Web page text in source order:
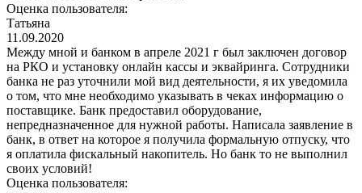
Оценка пользователя:
Татьяна
11.09.2020
Между мной и банком в апреле 2021 г был заключен договор
на РКО и установку онлайн кассы и эквайринга. Сотрудники
банка не раз уточнили мой вид деятельности, я их уведомила
о том, что мне необходимо указывать в чеках информацию о
поставщике. Банк предоставил оборудование,
непредназначенное для нужной работы. Написала заявление в
банк, в ответ на которое я получила формальную отпуску, что
я оплатила фискальный накопитель. Но банк то не выполнил
своих условий!
Оценка пользователя: